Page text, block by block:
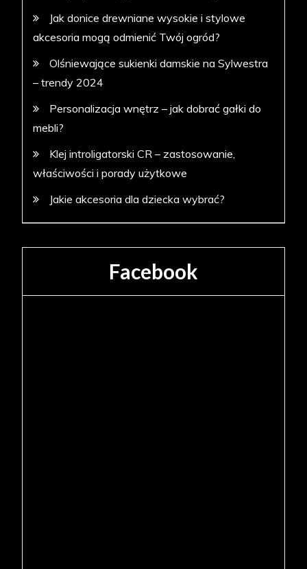
Jak donice drewniane wysokie i stylowe
akcesoria mogą odmienić Twój ogród?
Olśniewające sukienki damskie na Sylwestra
– trendy 2024
Personalizacja wnętrz – jak dobrać gałki do
mebli?
Klej introligatorski CR – zastosowanie,
właściwości i porady użytkowe
Jakie akcesoria dla dziecka wybrać?
Facebook